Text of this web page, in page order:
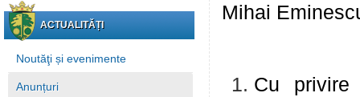
ACTUALITĂȚI
Noutăţi și evenimente
Anunțuri
Mihai
Cu privire